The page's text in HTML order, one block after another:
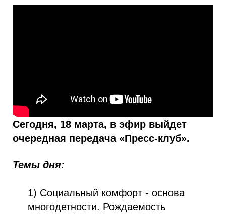
Сегодня, 18 марта, в эфир выйдет
очередная передача «Пресс-клуб».
Темы дня:
1) Социальный комфорт - основа
многодетности. Рождаемость